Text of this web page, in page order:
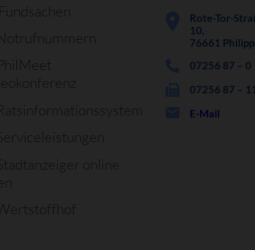
Fundsachen
online
Rote-Tor-
10,
76661
07256 87 – 0
07256 87 –
E-Mail